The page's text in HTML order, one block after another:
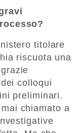
titolare
riscuota una
colloqui
preliminari.
chiamato a